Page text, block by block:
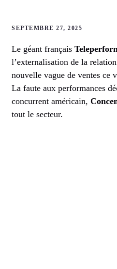
SEPTEMBRE 27, 2025
Le géant français
l’externalisation de la
nouvelle vague de ventes ce
La faute aux performances
concurrent américain,
tout le secteur.